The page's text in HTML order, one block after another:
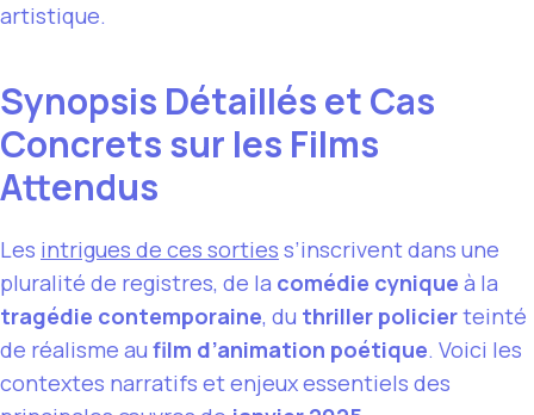
artistique.
Synopsis Détaillés et Cas
Concrets sur les Films
Attendus
Les intrigues de ces sorties s’inscrivent dans une
pluralité de registres, de la comédie cynique à la
tragédie contemporaine, du thriller policierteinté
de réalisme au film d’animation poétique. Voici les
contextes narratifs et enjeux essentiels des